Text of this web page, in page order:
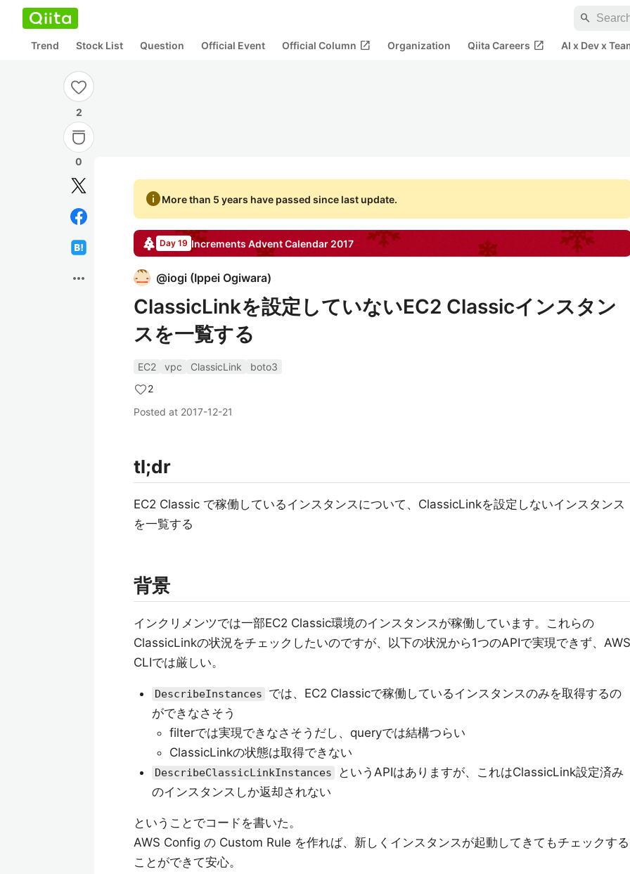
search
Trend Stock List Question Official Event Official Column open_in_new Organization Qiita Careers open_in_new AI x Dev x
2
0
more_horiz
infoMore than 5 years have passed since last update.
Day 19 Increments Advent Calendar 2017
@iogi (Ippei Ogiwara)
ClassicLinkを設定していないEC2 Classicインスタン
スを一覧する
EC2 vpc ClassicLink
boto3
2
Posted at 2017-12-21
tl;dr
EC2 Classic で稼働しているインスタンスについて、ClassicLinkを設定しないインスタンス
を一覧する
背景
インクリメンツでは一部EC2 Classic環境のインスタンスが稼働しています。これらの
ClassicLinkの状況をチェックしたいのですが、以下の状況から1つのAPIで実現できず、AWS
CLIでは厳しい。
DescribeInstances
では、EC2 Classicで稼働しているインスタンスのみを取得するの
ができなさそう
filterでは実現できなさそうだし、queryでは結構つらい
ClassicLinkの状態は取得できない
DescribeClassicLinkInstances
というAPIはありますが、これはClassicLink設定済み
のインスタンスしか返却されない
ということでコードを書いた。
AWS Config の Custom Rule を作れば、新しくインスタンスが起動してきてもチェックする
ことができて安心。